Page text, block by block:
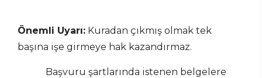
Önemli Uyarı: Kuradan çıkmış olmak tek
başına işe girmeye hak kazandırmaz.
Başvuru şartlarında istenen belgelere